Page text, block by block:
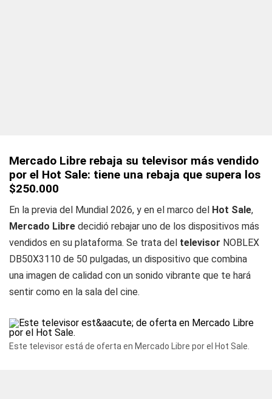
Mercado Libre rebaja su televisor más vendido
por el Hot Sale: tiene una rebaja que supera los
$250.000
En la previa del Mundial 2026, y en el marco del Hot Sale,
Mercado Libre decidió rebajar uno de los dispositivos más
vendidos en su plataforma. Se trata del televisor NOBLEX
DB50X3110 de 50 pulgadas, un dispositivo que combina
una imagen de calidad con un sonido vibrante que te hará
sentir como en la sala del cine.
Este televisor está de oferta en Mercado Libre por el Hot Sale.